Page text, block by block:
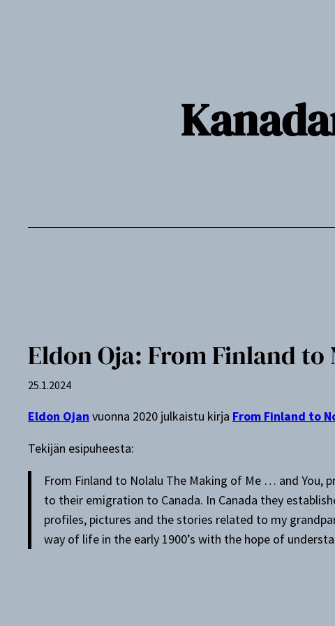
Eldon Oja: From Finland to
25.1.2024
Eldon Ojan vuonna 2020 julkaistu kirja From Finland to
Tekijän esipuheesta:
From Finland to Nolalu The Making of Me … and You,
to their emigration to Canada. In Canada they
profiles, pictures and the stories related to my
way of life in the early 1900’s with the hope of